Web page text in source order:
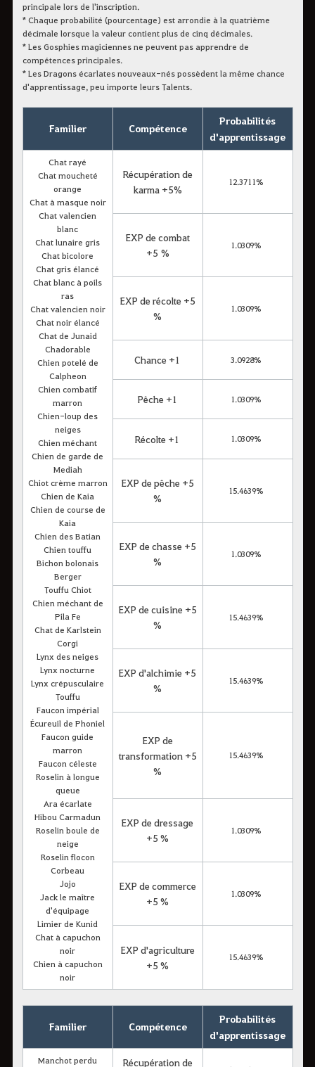
principale lors de l'inscription.
* Chaque probabilité (pourcentage) est arrondie à la quatrième
décimale lorsque la valeur contient plus de cinq décimales.
* Les Gosphies magiciennes ne peuvent pas apprendre de
compétences principales.
* Les Dragons écarlates nouveaux-nés possèdent la même chance
d'apprentissage, peu importe leurs Talents.
Familier Compétence
Probabilités
d'apprentissage
Chat rayé
Chat moucheté
orange
Chat à masque noir
Chat valencien
blanc
Chat lunaire gris
Chat bicolore
Chat gris élancé
Chat blanc à poils
ras
Chat valencien noir
Chat noir élancé
Chat de Junaid
Chadorable
Chien potelé de
Calpheon
Chien combatif
marron
Chien-loup des
neiges
Chien méchant
Chien de garde de
Mediah
Chiot crème marron
Chien de Kaia
Chien de course de
Kaia
Chien des Batian
Chien touffu
Bichon bolonais
Berger
Touffu Chiot
Chien méchant de
Pila Fe
Chat de Karlstein
Corgi
Lynx des neiges
Lynx nocturne
Lynx crépusculaire
Touffu
Faucon impérial
Écureuil de Phoniel
Faucon guide
marron
Faucon céleste
Roselin à longue
queue
Ara écarlate
Hibou Carmadun
Roselin boule de
neige
Roselin flocon
Corbeau
Jojo
Jack le maître
d'équipage
Limier de Kunid
Chat à capuchon
noir
Chien à capuchon
noir
Récupération de
karma +5%
12.3711%
EXP de combat
+5 %
1.0309%
EXP de récolte +5
%
1.0309%
Chance +1 3.0928%
Pêche +1 1.0309%
Récolte +1 1.0309%
EXP de pêche +5
%
15.4639%
EXP de chasse +5
%
1.0309%
EXP de cuisine +5
%
15.4639%
EXP d'alchimie +5
%
15.4639%
EXP de
transformation +5
%
15.4639%
EXP de dressage
+5 %
1.0309%
EXP de commerce
+5 %
1.0309%
EXP d'agriculture
+5 %
15.4639%
Familier Compétence
Probabilités
d'apprentissage
Manchot perdu Récupération de